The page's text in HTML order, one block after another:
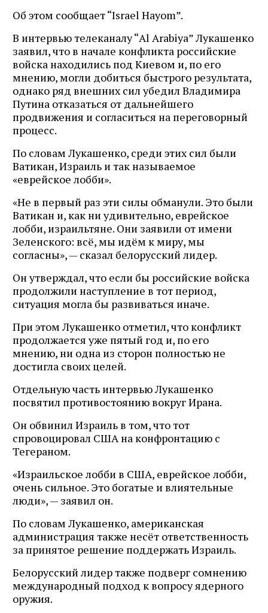
Об этом сообщает “Israel Hayom”.
В интервью телеканалу “Al Arabiya” Лукашенко
заявил, что в начале конфликта российские
войска находились под Киевом и, по его
мнению, могли добиться быстрого результата,
однако ряд внешних сил убедил Владимира
Путина отказаться от дальнейшего
продвижения и согласиться на переговорный
процесс.
По словам Лукашенко, среди этих сил были
Ватикан, Израиль и так называемое
«еврейское лобби».
«Не в первый раз эти силы обманули. Это были
Ватикан и, как ни удивительно, еврейское
лобби, израильтяне. Они заявили от имени
Зеленского: всё, мы идём к миру, мы
согласны», — сказал белорусский лидер.
Он утверждал, что если бы российские войска
продолжили наступление в тот период,
ситуация могла бы развиваться иначе.
При этом Лукашенко отметил, что конфликт
продолжается уже пятый год и, по его
мнению, ни одна из сторон полностью не
достигла своих целей.
Отдельную часть интервью Лукашенко
посвятил противостоянию вокруг Ирана.
Он обвинил Израиль в том, что тот
спровоцировал США на конфронтацию с
Тегераном.
«Израильское лобби в США, еврейское лобби,
очень сильное. Это богатые и влиятельные
люди», — заявил он.
По словам Лукашенко, американская
администрация также несёт ответственность
за принятое решение поддержать Израиль.
Белорусский лидер также подверг сомнению
международный подход к вопросу ядерного
оружия.